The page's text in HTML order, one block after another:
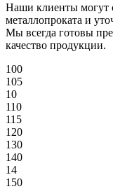
Наши клиенты могут
металлопроката и
Мы всегда готовы
качество продукции.
100
105
10
110
115
120
130
140
14
150